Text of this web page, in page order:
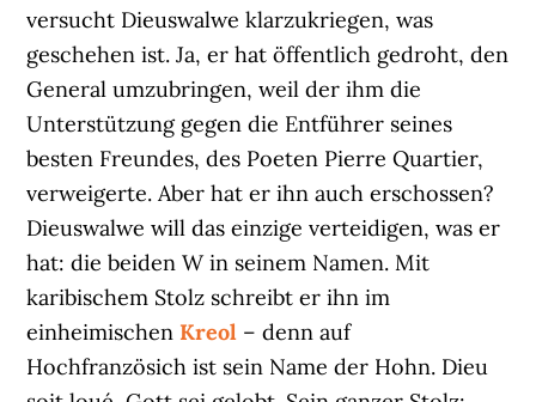
versucht Dieuswalwe klarzukriegen, was
geschehen ist. Ja, er hat öffentlich gedroht, den
General umzubringen, weil der ihm die
Unterstützung gegen die Entführer seines
besten Freundes, des Poeten Pierre Quartier,
verweigerte. Aber hat er ihn auch erschossen?
Dieuswalwe will das einzige verteidigen, was er
hat: die beiden W in seinem Namen. Mit
karibischem Stolz schreibt er ihn im
einheimischen Kreol – denn auf
Hochfranzösich ist sein Name der Hohn. Dieu